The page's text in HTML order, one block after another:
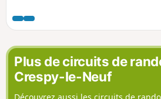
originaux comme celui de la digue de
Fontaine aux Oiseaux.
Plus de circuits de
Crespy-le-Neuf